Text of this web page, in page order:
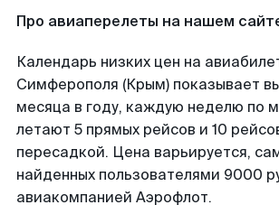
Про авиаперелеты на нашем
Календарь низких цен на
Симферополя (Крым) показывает
месяца в году, каждую неделю по
летают 5 прямых рейсов и 10
пересадкой. Цена варьируется,
найденных пользователями 9000
авиакомпанией Аэрофлот.